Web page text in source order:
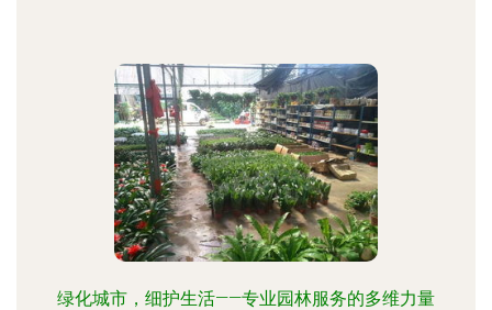
绿化城市，细护生活——专业园林服务的多维力量